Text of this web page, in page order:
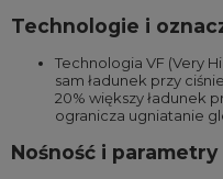
Technologie i
Technologia VF (Very
sam ładunek przy
20% większy ładunek
ogranicza ugniatanie
Nośność i parametry